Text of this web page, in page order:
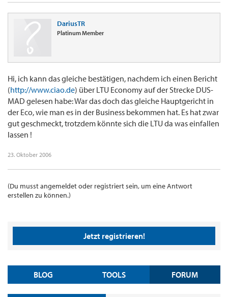
DariusTR
Platinum Member
Hi, ich kann das gleiche bestätigen, nachdem ich einen Bericht
(http://www.ciao.de) über LTU Economy auf der Strecke DUS-
MAD gelesen habe: War das doch das gleiche Hauptgericht in
der Eco, wie man es in der Business bekommen hat. Es hat zwar
gut geschmeckt, trotzdem könnte sich die LTU da was einfallen
lassen !
23. Oktober 2006
(Du musst angemeldet oder registriert sein, um eine Antwort
erstellen zu können.)
Jetzt registrieren!
BLOG TOOLS FORUM